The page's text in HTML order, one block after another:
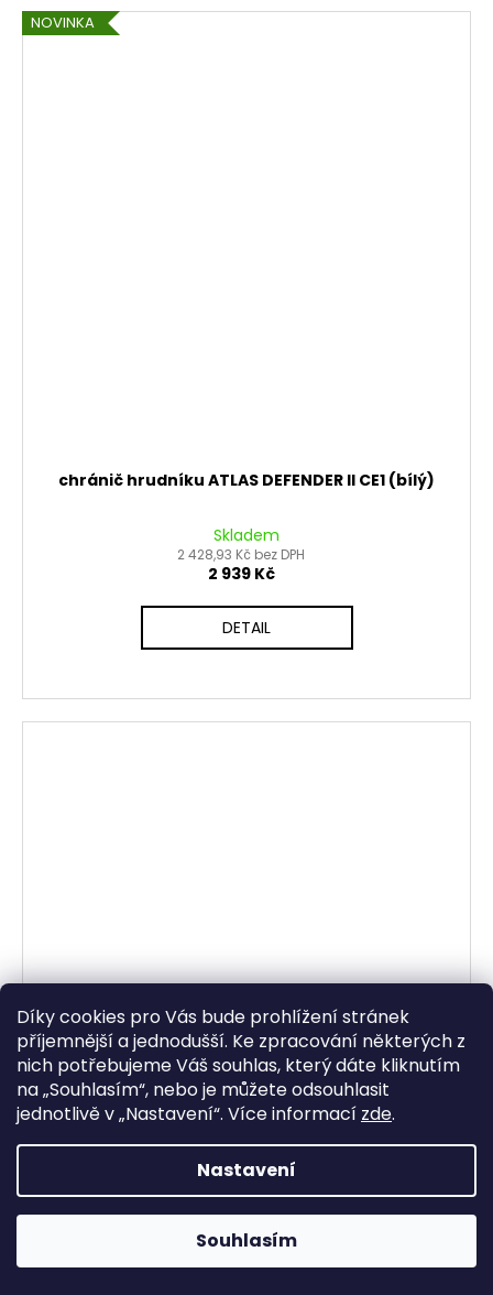
Díky cookies pro Vás bude prohlížení stránek
příjemnější a jednodušší. Ke zpracování některých z
nich potřebujeme Váš souhlas, který dáte kliknutím
na „Souhlasím“, nebo je můžete odsouhlasit
jednotlivě v „Nastavení“. Více informací zde.
Nastavení
Souhlasím
NOVINKA
chránič hrudníku ATLAS DEFENDER II CE1 (bílý)
Skladem
2 428,93 Kč bez DPH
2 939 Kč
DETAIL
páteřový chránič EM6, EMERZE (černá)
Skladem
734,71 Kč bez DPH